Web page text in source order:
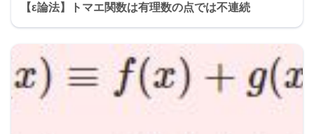
【ε論法】トマエ関数は有理数の点では不連続